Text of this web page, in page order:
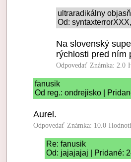
ultraradikálny
Od:
Na slovenský
rýchlosti pred ním
Odpovedať Známka: 2.0
fanusik
Od reg.: ondrejisko |
Aurel.
Odpovedať Známka: 10.0
Re: fanusik
Od: jajajajaj | Pridané: